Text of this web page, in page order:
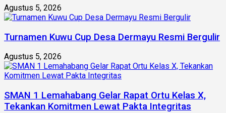
Agustus 5, 2026
Turnamen Kuwu Cup Desa Dermayu Resmi Bergulir
Agustus 5, 2026
SMAN 1 Lemahabang Gelar Rapat Ortu Kelas X,
Tekankan Komitmen Lewat Pakta Integritas